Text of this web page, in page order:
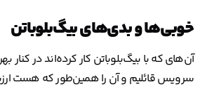
خوبی‌ها و بدی‌های بیگ‌بلوباتن
آن‌های که با بیگ‌بلوباتن کار کرده‌اند در
سرویس قائلیم و آن را همین‌طور که هست